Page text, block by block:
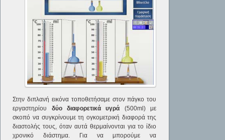
Στην διπλανή εικόνα τοποθετήσαμε στον πάγκο του
εργαστηρίου δύο διαφορετικά υγρά (500ml) με
σκοπό να συγκρίνουμε τη ογκομετρική διαφορά της
διαστολής τους, όταν αυτά θερμαίνονται για το ίδιο
χρονικό διάστημα. Για να μπορούμε να